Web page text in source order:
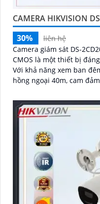
CAMERA HIKVISION
30%
liên hệ
Camera giám sát DS-
CMOS là một thiết bị
Với khả năng xem ban
hồng ngoại 40m, cam